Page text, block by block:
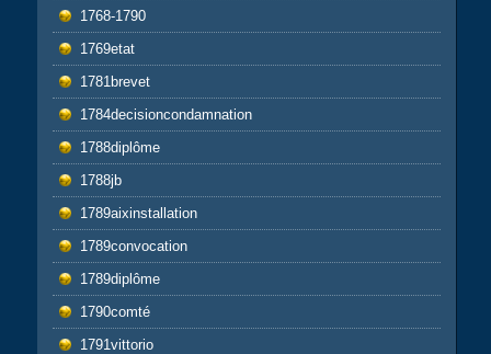
1768-1790
1769etat
1781brevet
1784decisioncondamnation
1788diplôme
1788jb
1789aixinstallation
1789convocation
1789diplôme
1790comté
1791vittorio